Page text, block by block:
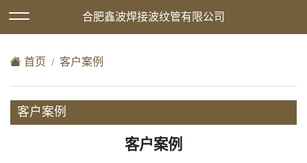
欢迎访问合肥鑫波焊接波纹管有限公司网站！
合肥鑫波焊接波纹管有限公司
首页 客户案例
客户案例
客户案例